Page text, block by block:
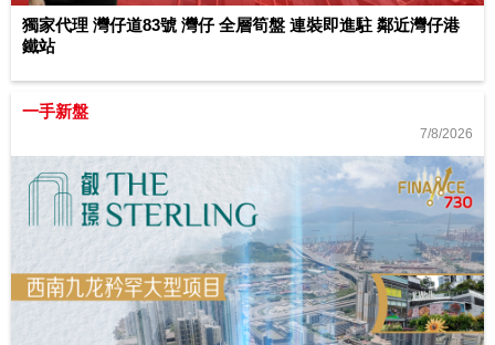
獨家代理 灣仔道83號 灣仔 全層筍盤 連裝即進駐 鄰近灣仔港
鐵站
一手新盤
7/8/2026